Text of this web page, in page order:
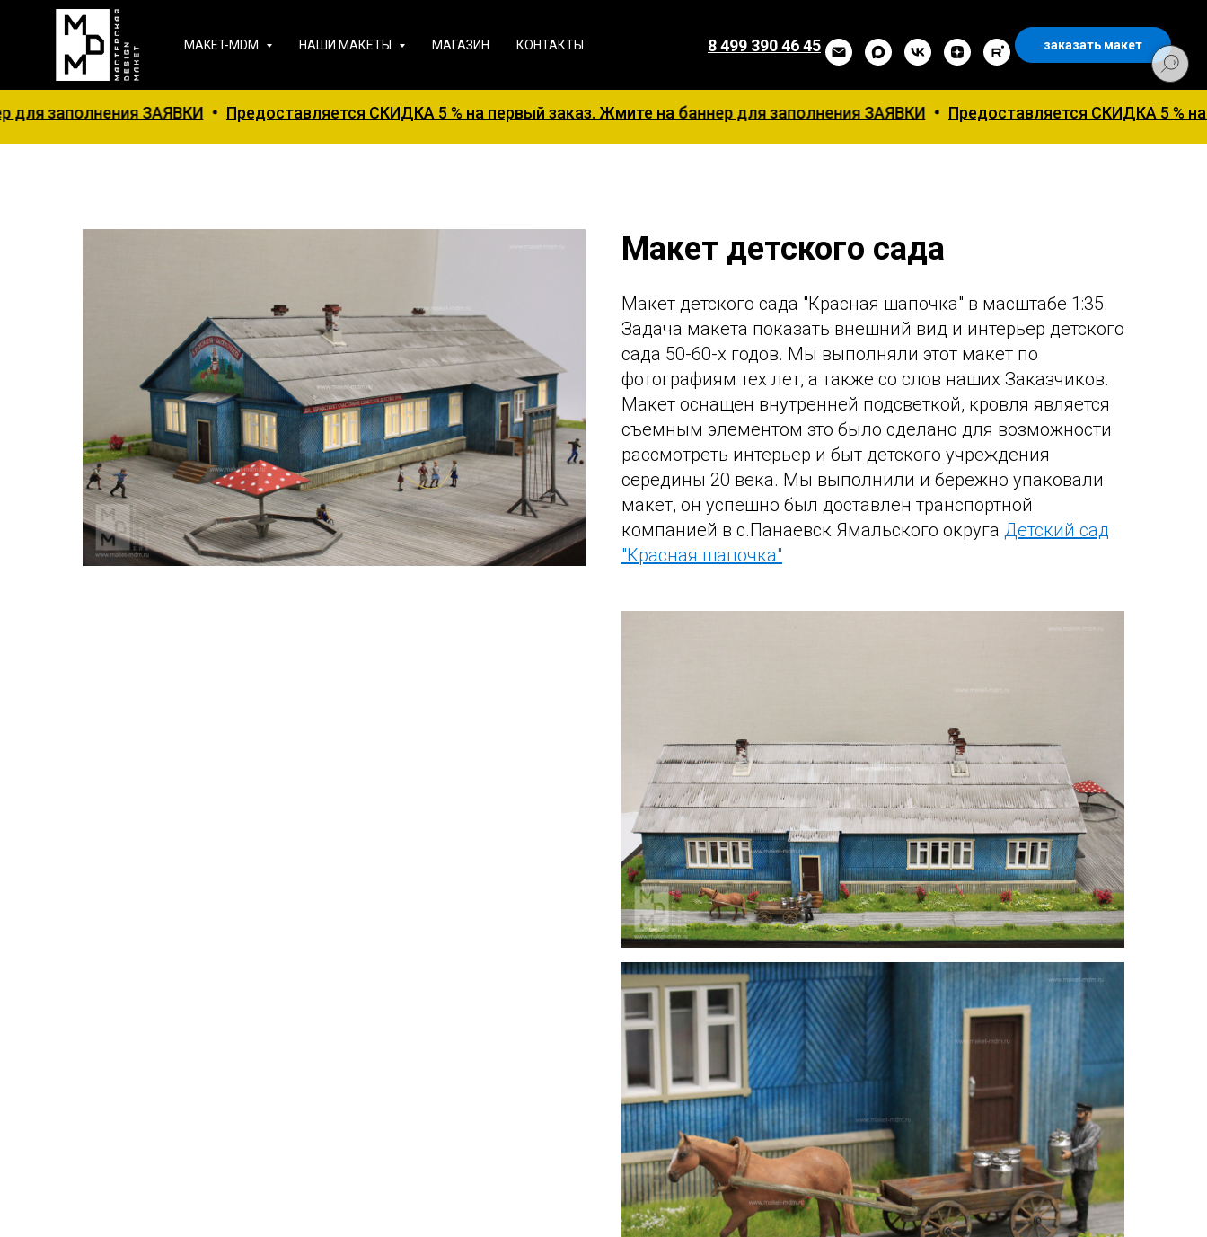
ЗАЯВКИ Предоставляется СКИДКА 5 % на первый заказ. Жмите на баннер для заполнения ЗАЯВКИ Предоставляется СКИДКА 5 % на первый
MAKET-MDM НАШИ МАКЕТЫ МАГАЗИН КОНТАКТЫ 8 499 390 46 45 заказать макет
Макет детского сада
Макет детского сада "Красная шапочка" в масштабе 1:35.
Задача макета показать внешний вид и интерьер детского
сада 50-60-х годов. Мы выполняли этот макет по
фотографиям тех лет, а также со слов наших Заказчиков.
Макет оснащен внутренней подсветкой, кровля является
съемным элементом это было сделано для возможности
рассмотреть интерьер и быт детского учреждения
середины 20 века. Мы выполнили и бережно упаковали
макет, он успешно был доставлен транспортной
компанией в с.Панаевск Ямальского округа Детский сад
"Красная шапочка"